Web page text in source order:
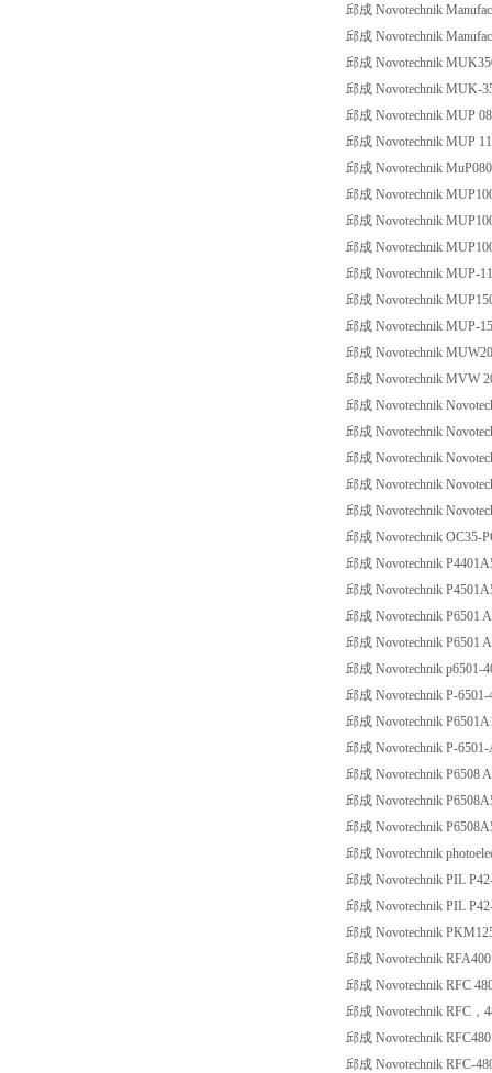
邱成 Novotechnik
邱成 Novotechnik
邱成 Novotechnik
邱成 Novotechnik MUK-
邱成 Novotechnik MUP
邱成 Novotechnik MUP
邱成 Novotechnik
邱成 Novotechnik
邱成 Novotechnik
邱成 Novotechnik
邱成 Novotechnik MUP-
邱成 Novotechnik
邱成 Novotechnik MUP-
邱成 Novotechnik
邱成 Novotechnik MVW
邱成 Novotechnik
邱成 Novotechnik
邱成 Novotechnik
邱成 Novotechnik
邱成 Novotechnik
邱成 Novotechnik OC35-
邱成 Novotechnik
邱成 Novotechnik
邱成 Novotechnik P6501
邱成 Novotechnik P6501
邱成 Novotechnik p6501-
邱成 Novotechnik P-6501-
邱成 Novotechnik
邱成 Novotechnik P-
邱成 Novotechnik P6508
邱成 Novotechnik
邱成 Novotechnik
邱成 Novotechnik
邱成 Novotechnik PIL
邱成 Novotechnik PIL
邱成 Novotechnik
邱成 Novotechnik
邱成 Novotechnik RFC
邱成 Novotechnik RFC，
邱成 Novotechnik
邱成 Novotechnik RFC-